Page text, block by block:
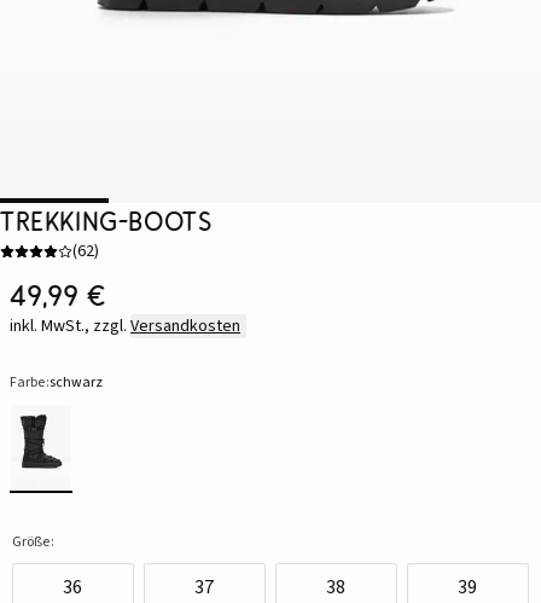
Trekking-Boots
(62)
49,99 €
inkl. MwSt., zzgl. Versandkosten
Farbe:schwarz
Größe:
36 37 38 39